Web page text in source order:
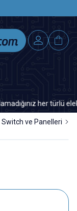
her türlü
Switch ve Panelleri